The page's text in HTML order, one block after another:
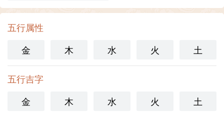
五行属性
金
木 水 火 土
五行吉字
金
木 水 火 土